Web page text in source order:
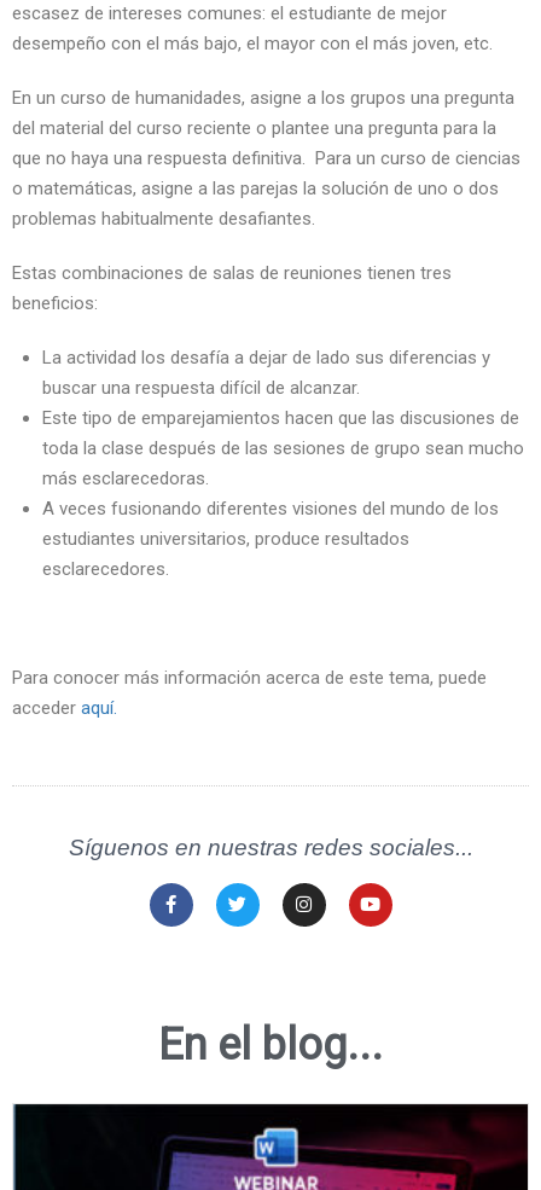
escasez de intereses comunes: el estudiante de mejor
desempeño con el más bajo, el mayor con el más joven, etc.
En un curso de humanidades, asigne a los grupos una pregunta
del material del curso reciente o plantee una pregunta para la
que no haya una respuesta definitiva. Para un curso de ciencias
o matemáticas, asigne a las parejas la solución de uno o dos
problemas habitualmente desafiantes.
Estas combinaciones de salas de reuniones tienen tres
beneficios:
La actividad los desafía a dejar de lado sus diferencias y
buscar una respuesta difícil de alcanzar.
Este tipo de emparejamientos hacen que las discusiones de
toda la clase después de las sesiones de grupo sean mucho
más esclarecedoras.
A veces fusionando diferentes visiones del mundo de los
estudiantes universitarios, produce resultados
esclarecedores.
Para conocer más información acerca de este tema, puede
acceder aquí.
Síguenos en nuestras redes sociales...
En el blog...